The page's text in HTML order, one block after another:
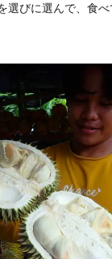
選びに選んで、食